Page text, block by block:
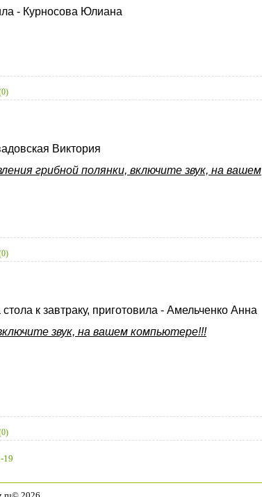
- Курносова Юлиана
Виктория
грибной полянки, включите звук, на вашем
к завтраку, приготовила - Амельченко Анна
звук, на вашем компьютере!!!
19